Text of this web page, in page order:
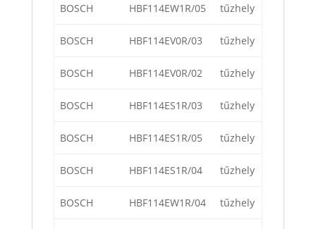
BOSCH HBF114EW1R/05 tűzhely
BOSCH HBF114EV0R/03 tűzhely
BOSCH HBF114EV0R/02 tűzhely
BOSCH HBF114ES1R/03 tűzhely
BOSCH HBF114ES1R/05 tűzhely
BOSCH HBF114ES1R/04 tűzhely
BOSCH HBF114EW1R/04 tűzhely